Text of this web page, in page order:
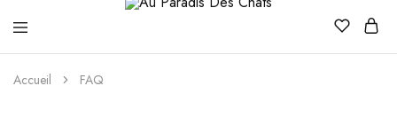
Paradis
Accueil FAQ